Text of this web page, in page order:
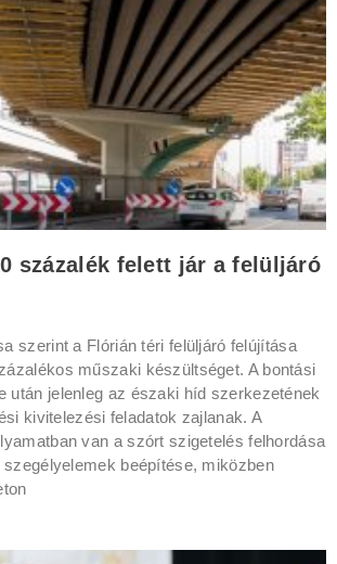
százalék felett jár a felüljáró
szerint a Flórián téri felüljáró felújítása
műszaki készültséget. A bontási
után jelenleg az északi híd szerkezetének
kivitelezési feladatok zajlanak. A
van a szórt szigetelés felhordása
beépítése, miközben